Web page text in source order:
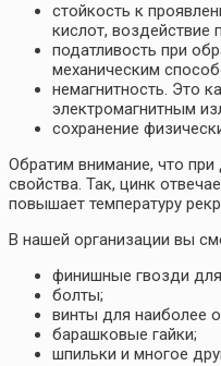
стойкость к
кислот, воздействие
податливость при
механическим
немагнитность. Это
электромагнитным
сохранение
Обратим внимание, что
свойства. Так, цинк
повышает температуру
В нашей организации вы
финишные гвозди
болты;
винты для наиболее
барашковые гайки;
шпильки и многое